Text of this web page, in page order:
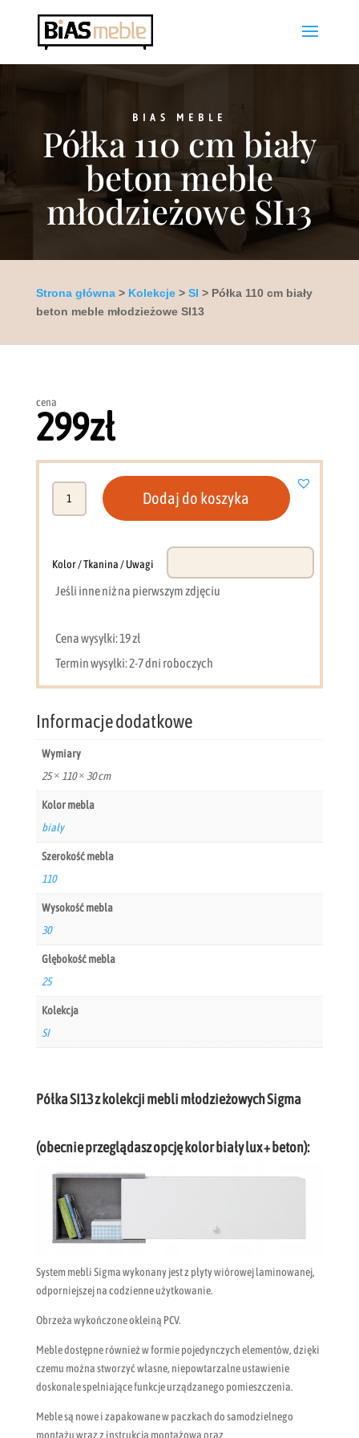
BIAS MEBLE
Półka 110 cm biały
beton meble
młodzieżowe SI13
Strona główna> Kolekcje> SI > Półka 110 cm biały
beton meble młodzieżowe SI13
Półka SI13 z kolekcji mebli młodzieżowych Sigma
(obecnie przeglądasz opcję kolor biały lux + beton):
System mebli Sigma wykonany jest z płyty wiórowej laminowanej,
odporniejszej na codzienne użytkowanie.
Obrzeża wykończone okleiną PCV.
Meble dostępne również w formie pojedynczych elementów, dzięki
czemu można stworzyć własne, niepowtarzalne ustawienie
doskonale spełniające funkcje urządzanego pomieszczenia.
Meble są nowe i zapakowane w paczkach do samodzielnego
montażu wraz z instrukcją montażową oraz
cena
299zł
biały
meble
SI13
Dodaj do koszyka
Kolor / Tkanina / Uwagi
Jeśli inne niż na pierwszym zdjęciu
Cena wysyłki: 19 zł
Termin wysyłki: 2-7 dni roboczych
Informacje dodatkowe
Wymiary
25 × 110 × 30 cm
Kolor mebla
biały
Szerokość mebla
110
Wysokość mebla
30
Głębokość mebla
25
Kolekcja
SI